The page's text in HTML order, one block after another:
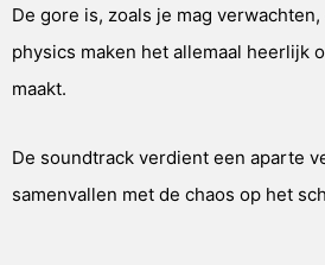
De gore is, zoals je mag
physics maken het allemaal heerlijk
maakt.
De soundtrack verdient een aparte
samenvallen met de chaos op het